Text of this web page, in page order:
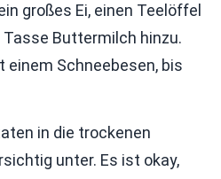
großes Ei, einen Teelöffel
Buttermilch hinzu.
einem Schneebesen, bis
in die trockenen
unter. Es ist okay,